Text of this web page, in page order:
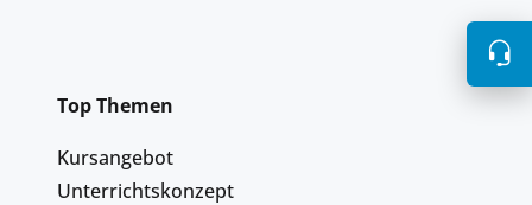
Top Themen
Kursangebot
Unterrichtskonzept